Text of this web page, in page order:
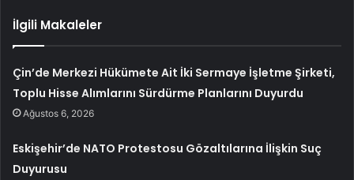
İlgili Makaleler
Çin’de Merkezi Hükümete Ait İki Sermaye İşletme Şirketi,
Toplu Hisse Alımlarını Sürdürme Planlarını Duyurdu
Ağustos 6, 2026
Eskişehir’de NATO Protestosu Gözaltılarına İlişkin Suç
Duyurusu